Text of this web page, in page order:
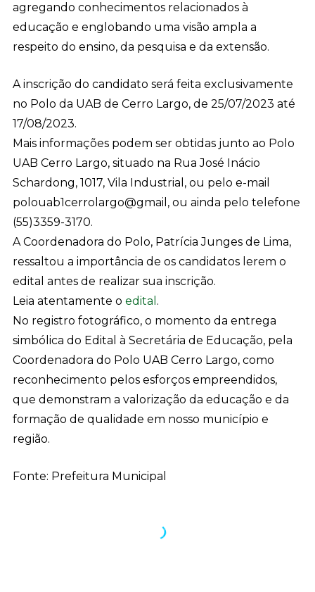
agregando conhecimentos relacionados à
educação e englobando uma visão ampla a
respeito do ensino, da pesquisa e da extensão.
A inscrição do candidato será feita exclusivamente
no Polo da UAB de Cerro Largo, de 25/07/2023 até
17/08/2023.
Mais informações podem ser obtidas junto ao Polo
UAB Cerro Largo, situado na Rua José Inácio
Schardong, 1017, Vila Industrial, ou pelo e-mail
polouab1cerrolargo@gmail, ou ainda pelo telefone
(55)3359-3170.
A Coordenadora do Polo, Patrícia Junges de Lima,
ressaltou a importância de os candidatos lerem o
edital antes de realizar sua inscrição.
Leia atentamente o edital .
No registro fotográfico, o momento da entrega
simbólica do Edital à Secretária de Educação, pela
Coordenadora do Polo UAB Cerro Largo, como
reconhecimento pelos esforços empreendidos,
que demonstram a valorização da educação e da
formação de qualidade em nosso município e
região.
Fonte: Prefeitura Municipal